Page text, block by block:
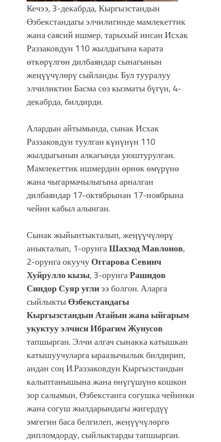
ЖУСУП АБДРАХМАНОВ
Кечээ, 3-декабрда, Кыргызстандын
Өзбекстандагы элчилигинде мамлекеттик
жана саясий ишмер, тарыхый инсан Исхак
Раззаковдун 110 жылдыгына карата
өткөрүлгөн дилбаяндар сынагынын
жеңүүчүлөрү сыйланды. Бул тууралуу
элчиликтин Басма сөз кызматы бүгүн, 4-
декабрда, билдирди.
Алардын айтымында, сынак Исхак
Раззаковдун туулган күнүнүн 110
жылдыгынын алкагында уюштурулган.
Мамлекеттик ишмердин өрнөк өмүрүнө
жана чыгармачылыгына арналган
дилбаяндар 17-октябрынан 17-ноябрына
чейин кабыл алынган.
Сынак жыйынтыкталып, жеӊүүчүлөрү
аныкталып, 1-орунгаШахзод Мавлонов,
2-орунга окуучуОггарова Севинч
Хуйрулло кызы, 3-орунгаРашидов
Синдор Суяр углиээ болгон. Аларга
сыйлыктыӨзбекстандагы
Кыргызстандын Атайын жана ыйгарым
укуктуу элчиси Ибрагим Жунусов
тапшырган. Элчи алгач сынакка катышкан
катышуучуларга ыраазычылык билдирип,
андан соӊ И.Раззаковдун Кыргызстандын
калыптанышына жана өнүгүшүнө кошкон
зор салымын, Өзбекстанга согушка чейинки
жана согуш жылдарындагы жигердүү
эмгегин баса белгилеп, жеӊүүчүлөргө
дипломдорду, сыйлыктарды тапшырган.